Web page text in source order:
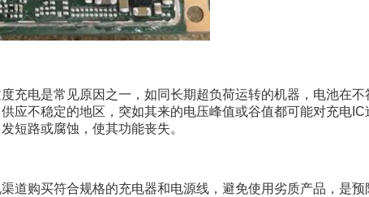
充电是常见原因之一，如同长期超负荷运转的机器，电池在
应不稳定的地区，突如其来的电压峰值或谷值都可能对充电
短路或腐蚀，使其功能丧失。
道购买符合规格的充电器和电源线，避免使用劣质产品，是